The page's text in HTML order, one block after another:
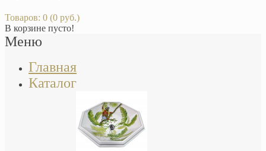
Товаров: 0 (0 руб.)
В корзине пусто!
Меню
Главная
Каталог